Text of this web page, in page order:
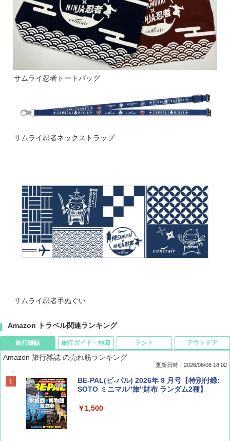
サムライ忍者トートバッグ
サムライ忍者ネックストラップ
サムライ忍者手ぬぐい
Amazon トラベル関連ランキング
旅行雑誌
Amazon 旅行雑誌 の売れ筋ランキング
更新日時：2026/08/08 18:02
BE-PAL(ビ-パル) 2026年 9 月号【特別付録:
SOTO ミニマル"旅"財布 ランダム2種】
￥1,500
旅行ガイド・地図 テント アウトドア